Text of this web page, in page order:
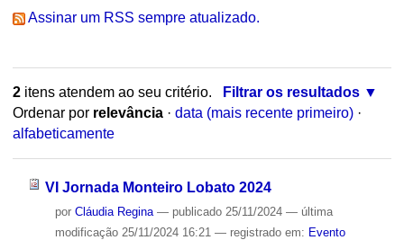
Assinar um RSS sempre atualizado.
2itens atendem ao seu critério.
Filtrar os resultados
Ordenar por relevância · data (mais recente primeiro) ·
alfabeticamente
VI Jornada Monteiro Lobato 2024
por Cláudia Regina — publicado25/11/2024 — última
modificação25/11/2024 16:21 — registrado em: Evento